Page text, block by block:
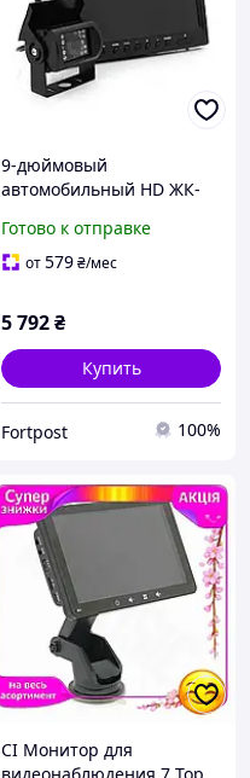
9-дюймовый
автомобильный HD ЖК-
24V, расширение 420TVL,
угол линзы 120°
Готово к отправке
от579₴/мес
5 792₴
Купить
Fortpost 100%
CI Монитор для